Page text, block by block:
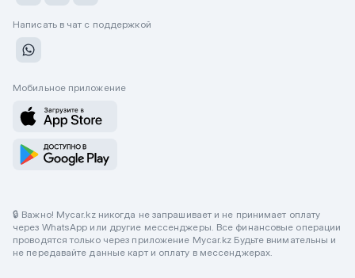
Написать в чат с поддержкой
Мобильное приложение
🔒 Важно! Mycar.kz никогда не запрашивает и не принимает оплату
через WhatsApp или другие мессенджеры. Все финансовые операции
проводятся только через приложение Mycar.kz Будьте внимательны и
не передавайте данные карт и оплату в мессенджерах.